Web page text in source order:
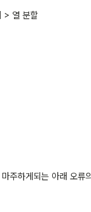
> 열 분할
주하게되는 아래 오류